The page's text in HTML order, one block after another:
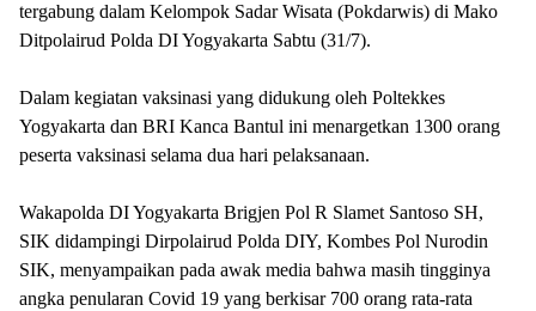
tergabung dalam Kelompok Sadar Wisata (Pokdarwis) di Mako
Ditpolairud Polda DI Yogyakarta Sabtu (31/7).
Dalam kegiatan vaksinasi yang didukung oleh Poltekkes
Yogyakarta dan BRI Kanca Bantul ini menargetkan 1300 orang
peserta vaksinasi selama dua hari pelaksanaan.
Wakapolda DI Yogyakarta Brigjen Pol R Slamet Santoso SH,
SIK didampingi Dirpolairud Polda DIY, Kombes Pol Nurodin
SIK, menyampaikan pada awak media bahwa masih tingginya
angka penularan Covid 19 yang berkisar 700 orang rata-rata